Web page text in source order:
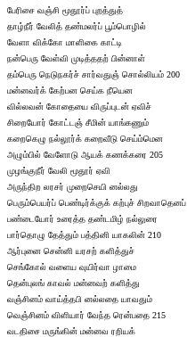
பேரிசை வஞ்சி மூதூர்ப் புறத்துத்
தாழ்நீர் வேலித் தண்மலர்ப் பூம்பொழில்
வேளா விக்கோ மாளிகை காட்டி
நன்பெரு வேள்வி முடித்ததற் பின்னாள்
தம்பெரு நெடுநகர்ச் சார்வதுஞ் சொல்லியம் 200
மன்னவர்க் கேற்பன செய்க நீயென
வில்லவன் கோதையை விருப்புடன் ஏவிச்
சிறையோர் கோட்டஞ் சீமின் யாங்கணும்
கறைகெழு நல்லூர்க் கறைவீடு செய்ம்மென
அழும்பில் வேளோடு ஆயக் கணக்கரை 205
முழங்குநீர் வேலி மூதூர் ஏவி
அருந்திற லரசர் முறைசெயி னல்லது
பெரும்பெயர்ப் பெண்டிர்க்குக் கற்புச் சிறவாதெனப்
பண்டையோர் உரைத்த தண்டமிழ் நல்லுரை
பார்தொழு தேத்தும் பத்தினி யாகலின் 210
ஆர்புனை சென்னி யரசற் களித்துச்
செங்கோல் வளைய வுயிர்வா ழாமை
தென்புலங் காவல் மன்னவற் களித்து
வஞ்சினம் வாய்த்தபி னல்லதை யாவதும்
வெஞ்சினம் விளியார் வேந்த ரென்பதை 215
வடதிசை மருங்கின் மன்னவ ரறியக்